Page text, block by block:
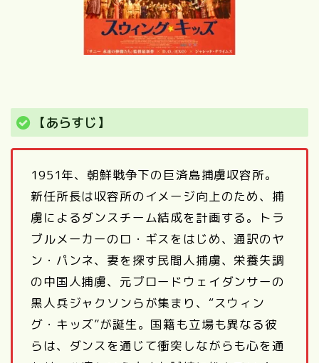
【あらすじ】
1951年、朝鮮戦争下の巨済島捕虜収容所。
新任所長は収容所のイメージ向上のため、捕
虜によるダンスチーム結成を計画する。トラ
ブルメーカーのロ・ギスをはじめ、通訳のヤ
ン・パンネ、妻を探す民間人捕虜、栄養失調
の中国人捕虜、元ブロードウェイダンサーの
黒人兵ジャクソンらが集まり、“スウィン
グ・キッズ”が誕生。国籍も立場も異なる彼
らは、ダンスを通じて衝突しながらも心を通